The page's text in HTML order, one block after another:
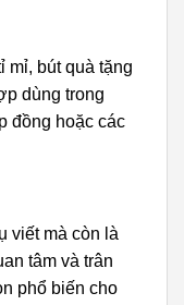
mỉ, bút quà tặng
dùng trong
đồng hoặc các
viết mà còn là
tâm và trân
phổ biến cho